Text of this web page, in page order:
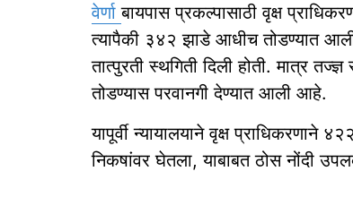
वेर्णाबायपास प्रकल्पासाठी वृक्ष
त्यापैकी ३४२ झाडे आधीच तोडण्यात
तात्पुरती स्थगिती दिली होती. मात्र
तोडण्यास परवानगी देण्यात आली आहे.
यापूर्वी न्यायालयाने वृक्ष प्राधिकरणाने
निकषांवर घेतला, याबाबत ठोस नोंदी